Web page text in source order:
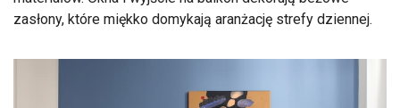
zasłony, które miękko domykają aranżację strefy dziennej.